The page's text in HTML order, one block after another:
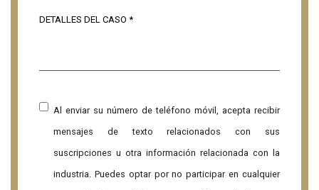
Al enviar su número de teléfono móvil, acepta recibir
mensajes de texto relacionados con sus
suscripciones u otra información relacionada con la
industria. Puedes optar por no participar en cualquier